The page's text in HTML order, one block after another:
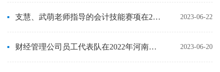
2023-06-22
支慧、武萌老师指导的会计技能赛项在2022年河南省高等职业教育技能大赛中荣获一等奖，被评为优秀指导教师优秀指导教师。
2023-06-20
财经管理公司员工代表队在2022年河南省高等职业教育技能大赛会计技能比赛中等奖荣获团体一等奖